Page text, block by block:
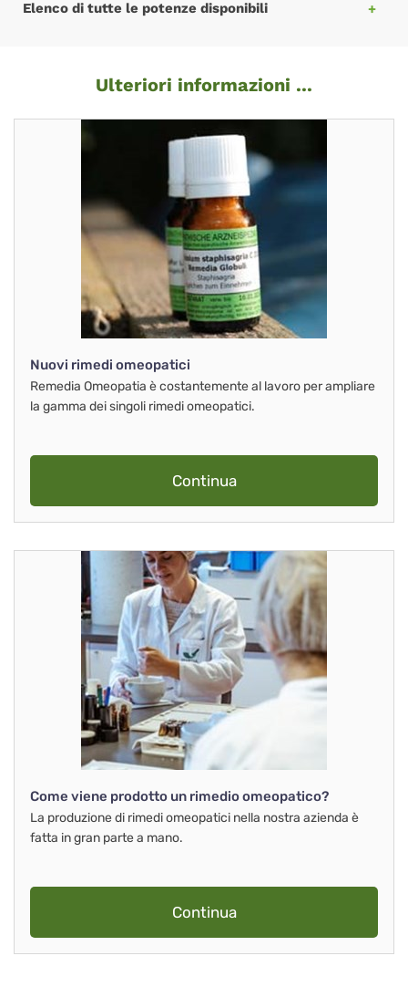
Elenco di tutte le potenze disponibili
Ulteriori informazioni ...
Nuovi rimedi omeopatici
Remedia Omeopatia è costantemente al lavoro per ampliare
la gamma dei singoli rimedi omeopatici.
Continua
Come viene prodotto un rimedio omeopatico?
La produzione di rimedi omeopatici nella nostra azienda è
fatta in gran parte a mano.
Continua